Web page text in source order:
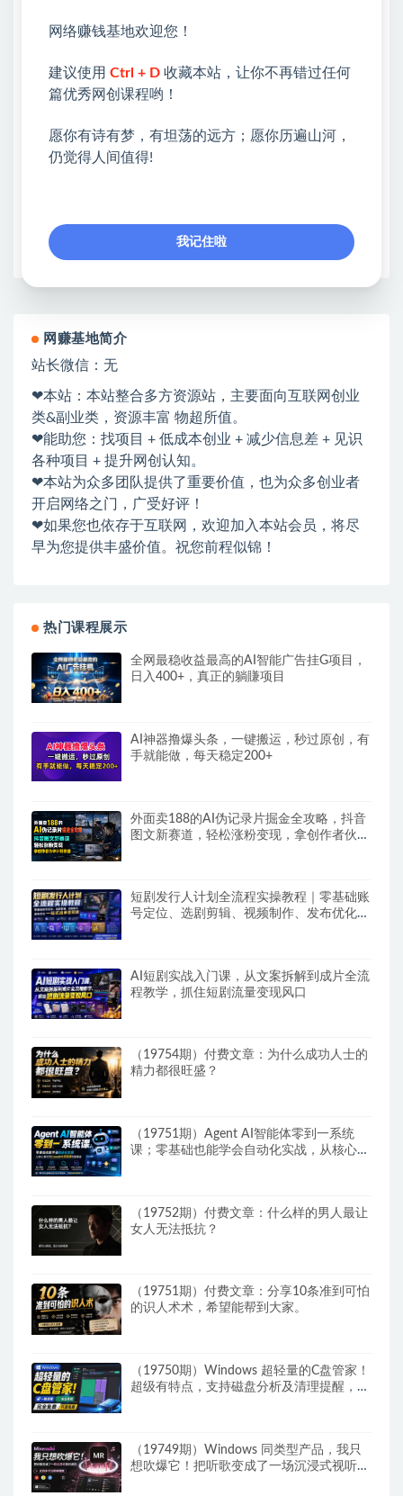
💖课程资料【免费】领取教程💖
②：选择【在浏览器打开】
③：点击右上方【登录】领取
限时活动：注册新用户赠送VIP
收藏 链接
网赚基地简介
站长微信：无
❤本站：本站整合多方资源站，主要面向互联网创业
类&副业类，资源丰富 物超所值。
❤能助您：找项目 + 低成本创业 + 减少信息差 + 见识
各种项目 + 提升网创认知。
❤本站为众多团队提供了重要价值，也为众多创业者
开启网络之门，广受好评！
❤如果您也依存于互联网，欢迎加入本站会员，将尽
早为您提供丰盛价值。祝您前程似锦！
热门课程展示
全网最稳收益最高的AI智能广告挂G项目，
日入400+，真正的躺賺项目
AI神器撸爆头条，一键搬运，秒过原创，有
手就能做，每天稳定200+
外面卖188的AI伪记录片掘金全攻略，抖音
图文新赛道，轻松涨粉变现，拿创作者伙伴
短剧发行人计划全流程实操教程｜零基础账
号定位、选剧剪辑、视频制作、发布优化一
AI短剧实战入门课，从文案拆解到成片全流
程教学，抓住短剧流量变现风口
（19754期）付费文章：为什么成功人士的
精力都很旺盛？
（19751期）Agent AI智能体零到一系统
课；零基础也能学会自动化实战，从核心概
（19752期）付费文章：什么样的男人最让
女人无法抵抗？
（19751期）付费文章：分享10条准到可怕
的识人术术，希望能帮到大家。
（19750期）Windows 超轻量的C盘管家！
超级有特点，支持磁盘分析及清理提醒，
（19749期）Windows 同类型产品，我只
想吹爆它！把听歌变成了一场沉浸式视听现
网络赚钱基地欢迎您！
建议使用 Ctrl + D 收藏本站，让你不再错过任何
篇优秀网创课程哟！
愿你有诗有梦，有坦荡的远方；愿你历遍山河，
仍觉得人间值得!
我记住啦